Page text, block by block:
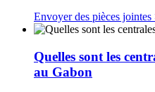
Envoyer des pièces jointes
Quelles sont les
au Gabon